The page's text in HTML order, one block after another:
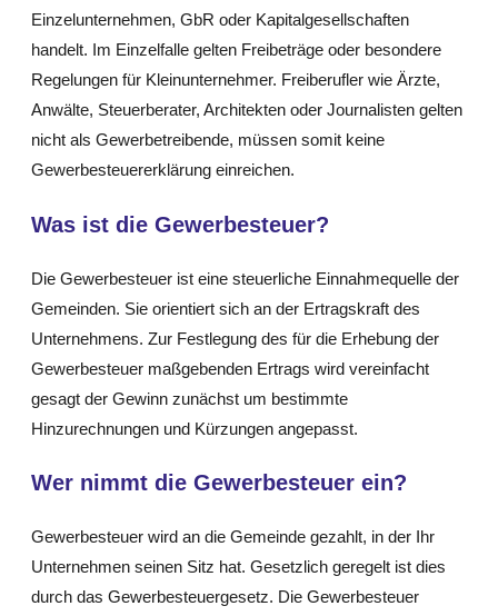
Einzelunternehmen, GbR oder Kapitalgesellschaften
handelt. Im Einzelfalle gelten Freibeträge oder besondere
Regelungen für Kleinunternehmer. Freiberufler wie Ärzte,
Anwälte, Steuerberater, Architekten oder Journalisten gelten
nicht als Gewerbetreibende, müssen somit keine
Gewerbesteuererklärung einreichen.
Was ist die Gewerbesteuer?
Die Gewerbesteuer ist eine steuerliche Einnahmequelle der
Gemeinden. Sie orientiert sich an der Ertragskraft des
Unternehmens. Zur Festlegung des für die Erhebung der
Gewerbesteuer maßgebenden Ertrags wird vereinfacht
gesagt der Gewinn zunächst um bestimmte
Hinzurechnungen und Kürzungen angepasst.
Wer nimmt die Gewerbesteuer ein?
Gewerbesteuer wird an die Gemeinde gezahlt, in der Ihr
Unternehmen seinen Sitz hat. Gesetzlich geregelt ist dies
durch das Gewerbesteuergesetz. Die Gewerbesteuer